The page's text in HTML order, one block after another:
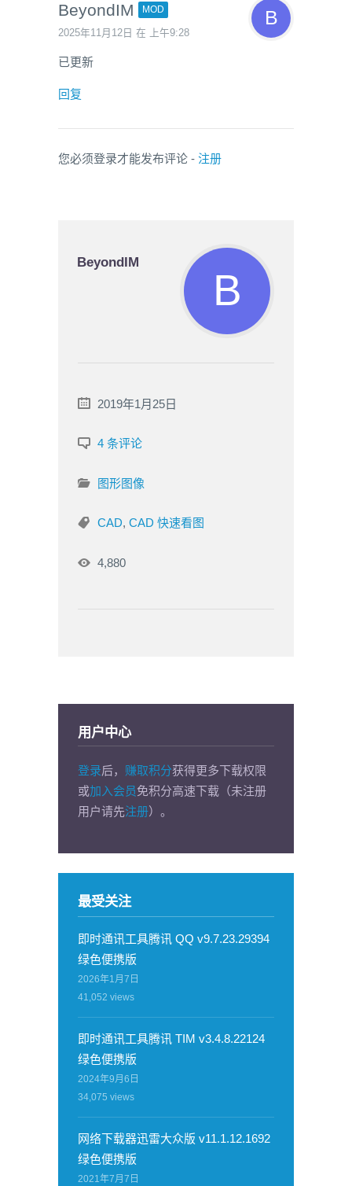
BeyondIM MOD
2025年11月12日 在 上午9:28
已更新
回复
您必须登录才能发布评论 - 注册
BeyondIM
2019年1月25日
4 条评论
图形图像
CAD, CAD 快速看图
4,880
用户中心
登录后， 赚取积分获得更多下载权限
或加入会员免积分高速下载（未注册
用户请先注册）。
最受关注
即时通讯工具腾讯 QQ v9.7.23.29394
绿色便携版
2026年1月7日
41,052 views
即时通讯工具腾讯 TIM v3.4.8.22124
绿色便携版
2024年9月6日
34,075 views
网络下载器迅雷大众版 v11.1.12.1692
绿色便携版
2021年7月7日